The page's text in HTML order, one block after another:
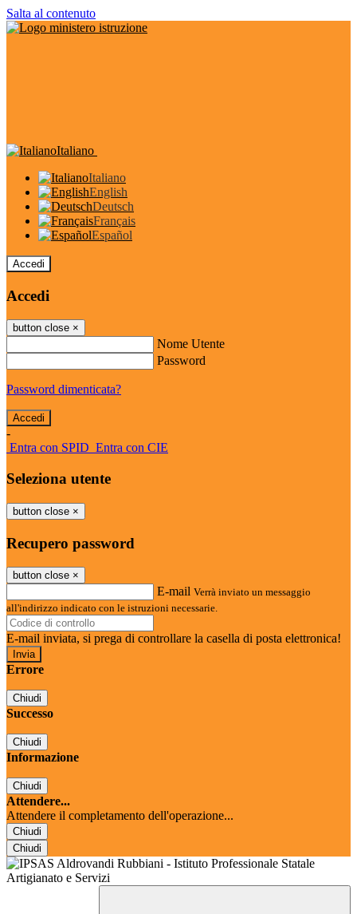
Salta al contenuto
Italiano
Italiano
English
Deutsch
Français
Español
Accedi
Accedi
button close ×
Nome Utente
Password
Password dimenticata?
-
Entra con SPID Entra con CIE
Seleziona utente
button close ×
Recupero password
button close ×
E-mail Verrà inviato un messaggio
all'indirizzo indicato con le istruzioni necessarie.
E-mail inviata, si prega di controllare la casella di posta elettronica!
Errore
Chiudi
Successo
Chiudi
Informazione
Chiudi
Attendere...
Attendere il completamento dell'operazione...
Chiudi
Chiudi